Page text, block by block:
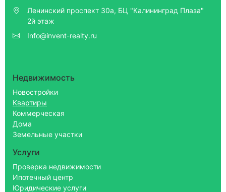
Ленинский проспект 30а, БЦ "Калининград Плаза"
2й этаж
Info@invent-realty.ru
Недвижимость
Новостройки
Квартиры
Коммерческая
Дома
Земельные участки
Услуги
Проверка недвижимости
Ипотечный центр
Юридические услуги